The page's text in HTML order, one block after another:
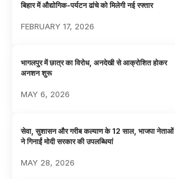
बिहार में औद्योगिक-पर्यटन ढांचे को मिलेगी नई रफ्तार
FEBRUARY 17, 2026
भागलपुर में छात्र का विरोध, अनदेखी से आक्रोशित होकर
अनशन शुरू
MAY 6, 2026
सेवा, सुशासन और गरीब कल्याण के 12 साल, भाजपा नेताओं
ने गिनाईं मोदी सरकार की उपलब्धियां
MAY 28, 2026